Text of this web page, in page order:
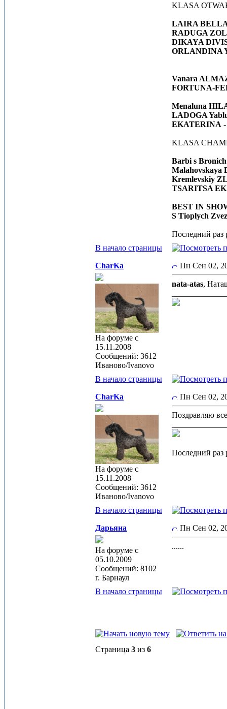
KLASA
LAIRA
RADUGA
DIKAYA
ORLANDINA
Vanara
FORTUNA-
Menaluna
LADOGA
EKATERINA
KLASA
Barbi s
Kremlevskiy
TSARITSA
BEST IN
S Tioplych
Последний раз
В начало страницы
CharKa
На форуме с
15.11.2008
Сообщений: 3612
Иваново/Ivanovo
Пн Сен 02,
nata-atas,
В начало страницы
CharKa
На форуме с
15.11.2008
Сообщений: 3612
Иваново/Ivanovo
Пн Сен 02,
Поздравляю
Последний раз
В начало страницы
Дарьяна
На форуме с
05.10.2009
Сообщений: 8102
г. Барнаул
Пн Сен 02,
......
В начало страницы
Страница 3 из 6